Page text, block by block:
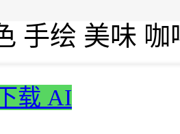
手绘 美味
载 AI